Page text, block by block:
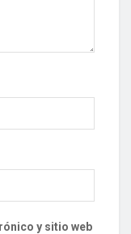
y sitio web